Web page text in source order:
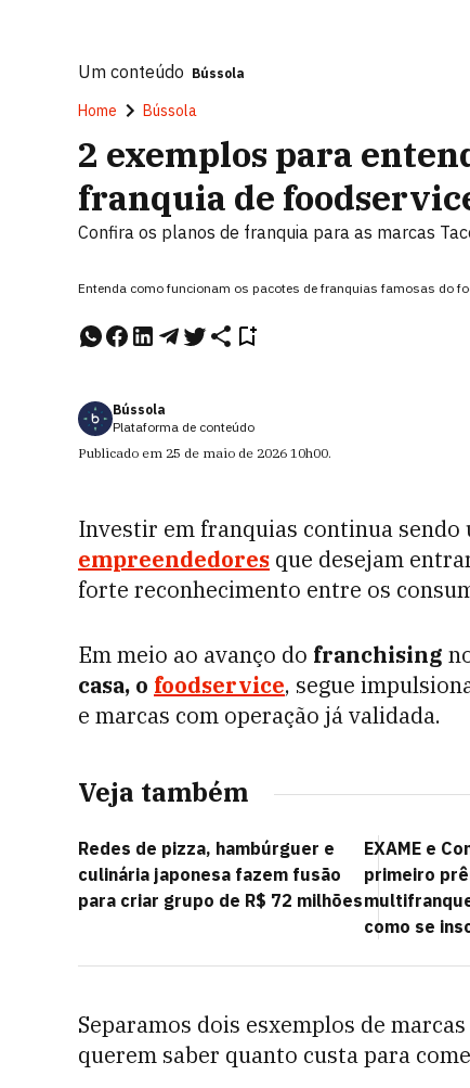
Um conteúdo Bússola
Home Bússola
2 exemplos para
franquia de
Confira os planos de franquia para as marcas
Entenda como funcionam os pacotes de franquias famosas do
Bússola
Plataforma de conteúdo
Publicado em 25 de maio de 2026 10h00.
Investir em franquias continua
empreendedores que desejam
forte reconhecimento entre os
Em meio ao avanço do franchising
casa, o foodservice, segue
e marcas com operação já validada.
Veja também
Redes de pizza, hambúrguer e
culinária japonesa fazem fusão
para criar grupo de R$ 72 milhões
EXAME e
primeiro
como se
Separamos dois esxemplos de
querem saber quanto custa para